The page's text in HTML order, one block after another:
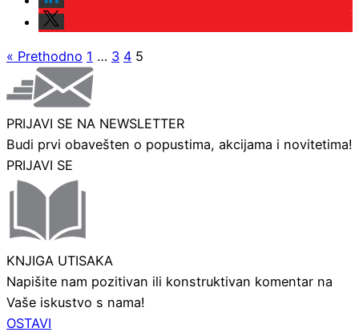
« Prethodno 1 … 3 4 5
PRIJAVI SE NA NEWSLETTER
Budi prvi obavešten o popustima, akcijama i novitetima!
PRIJAVI SE
KNJIGA UTISAKA
Napišite nam pozitivan ili konstruktivan komentar na
Vaše iskustvo s nama!
OSTAVI